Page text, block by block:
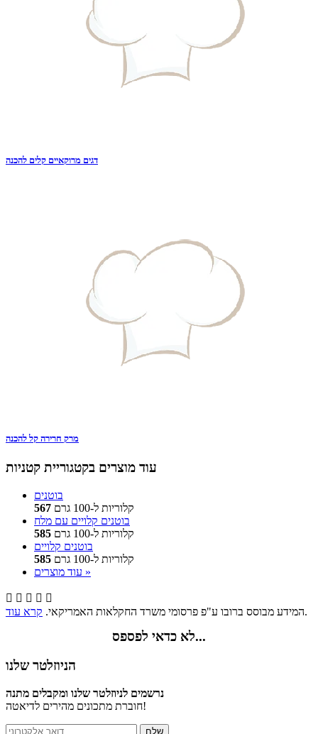
דגים מרוקאיים קלים להכנה
מרק חרירה קל להכנה
עוד מוצרים בקטגוריית קטניות
בוטנים
567
קלוריות ל-100 גרם
בוטנים קלויים עם מלח
585
קלוריות ל-100 גרם
בוטנים קלויים
585
קלוריות ל-100 גרם
עוד מוצרים »
    
המידע מבוסס ברובו ע"פ פרסומי משרד החקלאות האמריקאי. קרא עוד .
לא כדאי לפספס...
הניוזלטר שלנו
נרשמים לניוזלטר שלנו ומקבלים מתנה
חוברת מתכונים מהירים לדיאטה!